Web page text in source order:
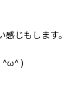
じもします。
^ω^ )